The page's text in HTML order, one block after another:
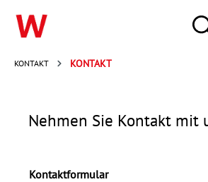
KONTAKT KONTAKT
Nehmen Sie Kontakt mit
Kontaktformular